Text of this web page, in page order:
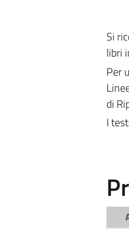
Si
libri
Per
di
I